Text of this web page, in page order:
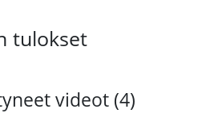
tulokset
videot (4)